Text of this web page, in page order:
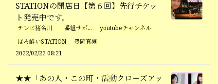
STATIONの開店日【第６回】先行チケッ
ト発売中です。
テレビ猪名川 番組サポ...
youtubeチャンネル
ほろ酔いSTATION
豊岡真澄
2022/02/22 08:21
★★「あの人・この町・活動クローズアッ